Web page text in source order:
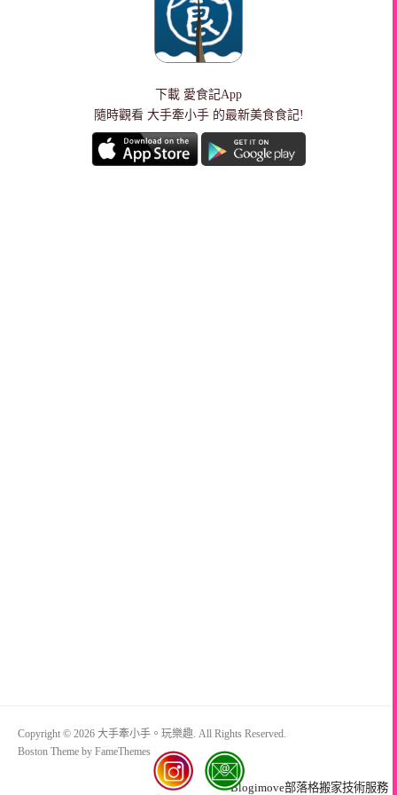
下載 愛食記App
隨時觀看 大手牽小手 的最新美食食記!
Copyright © 2026 大手牽小手。玩樂趣. All Rights Reserved.
Boston Theme by FameThemes
Blogimove部落格搬家技術服務